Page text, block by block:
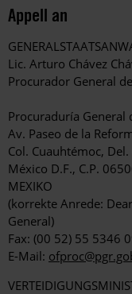
Appell an
Lic. Arturo Chávez
Procurador General
Procuraduría General
Av. Paseo de la
Col. Cuauhtémoc,
México D.F., C.P.
MEXIKO
(korrekte Anrede:
General)
Fax: (00 52) 55 5346
E-Mail: